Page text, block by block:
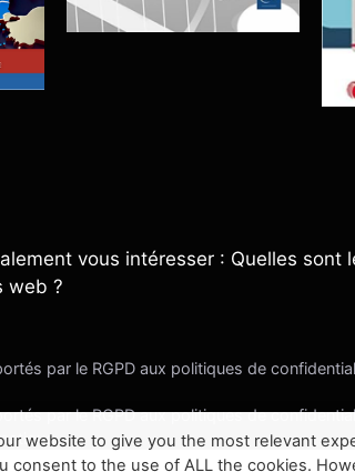
vous intéresser : Quelles
web ?
par le RGPD aux politiques de
par le RGPD aux politiques de
website to give you the most relevant
consent to the use of ALL the cookies.